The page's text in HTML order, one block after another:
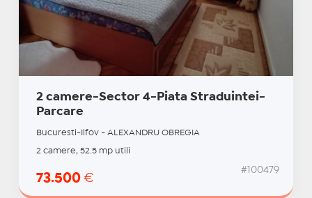
2 camere-Sector 4-Piata Straduintei-
Parcare
Bucuresti-Ilfov - ALEXANDRU OBREGIA
2 camere, 52.5 mp utili
73.500 €
#100479